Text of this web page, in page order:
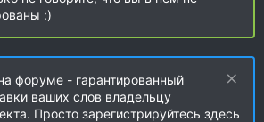
:)
форуме - гарантированный
ваших слов владельцу
Просто зарегистрируйтесь здесь